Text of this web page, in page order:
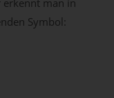
Symbol: